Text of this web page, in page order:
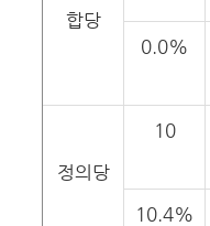
합당
0.0%
정의당
10
10.4%